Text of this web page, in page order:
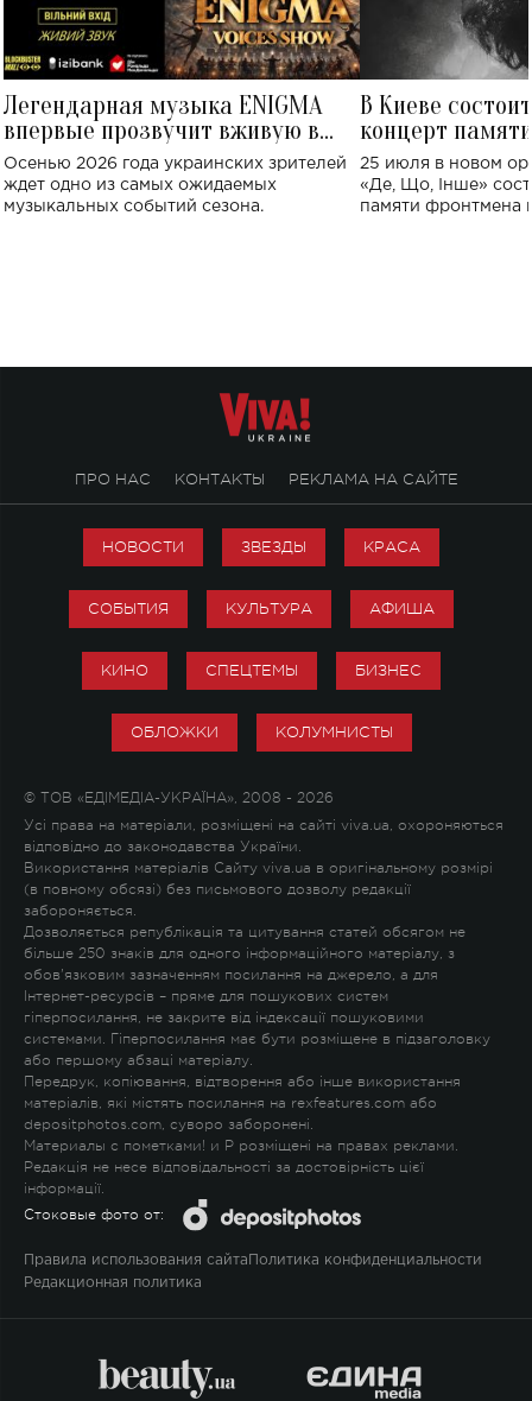
Легендарная музыка ENIGMA
впервые прозвучит вживую в
Украине: где состоится концерт
Осенью 2026 года украинских зрителей
ждет одно из самых ожидаемых
музыкальных событий сезона.
В Киеве
концерт
Клименко:
исполнят песни
25 июля в новом
«Де, Що, Інше»
памяти фронтмена
ПРО НАС КОНТАКТЫ РЕКЛАМА НА САЙТЕ
НОВОСТИ ЗВЕЗДЫ КРАСА
СОБЫТИЯ КУЛЬТУРА АФИША
КИНО СПЕЦТЕМЫ БИЗНЕС
ОБЛОЖКИ КОЛУМНИСТЫ
© ТОВ «ЕДІМЕДІА-УКРАЇНА», 2008 - 2026
Усі права на матеріали, розміщені на сайті viva.ua, охороняються
відповідно до законодавства України.
Використання матеріалів Сайту viva.ua в оригінальному розмірі
(в повному обсязі) без письмового дозволу редакції
забороняється.
Дозволяється републікація та цитування статей обсягом не
більше 250 знаків для одного інформаційного матеріалу, з
обов'язковим зазначенням посилання на джерело, а для
Інтернет-ресурсів – пряме для пошукових систем
гіперпосилання, не закрите від індексації пошуковими
системами. Гіперпосилання має бути розміщене в підзаголовку
або першому абзаці матеріалу.
Передрук, копіювання, відтворення або інше використання
матеріалів, які містять посилання на rexfeatures.com або
depositphotos.com, суворо заборонені.
Материалы с пометками! и P розміщені на правах реклами.
Редакція не несе відповідальності за достовірність цієї
інформації.
Стоковые фото от:
Правила использования сайта Политика конфиденциальности
Редакционная политика